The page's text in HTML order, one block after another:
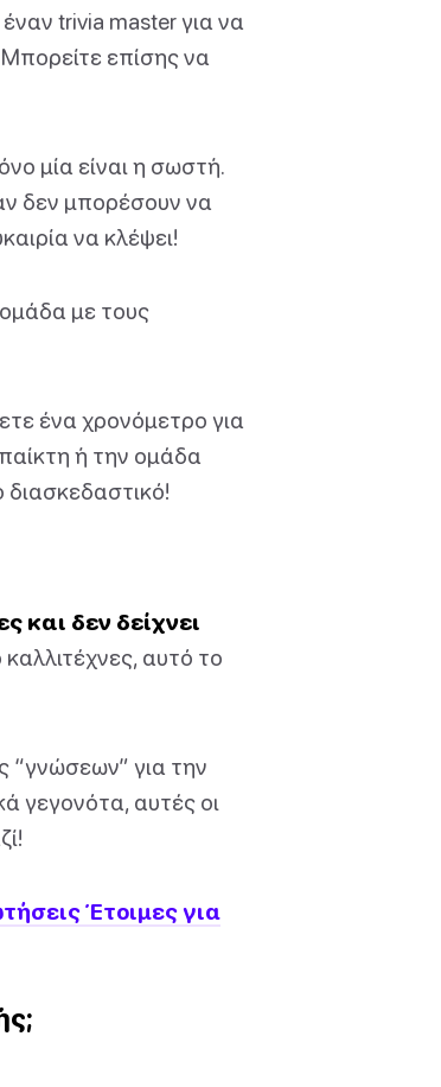
trivia master για να
επίσης να
μία είναι η σωστή.
δεν μπορέσουν να
να κλέψει!
με τους
ένα χρονόμετρο για
ή την ομάδα
και δεν δείχνει
αυτό το
“γνώσεων” για την
γεγονότα, αυτές οι
Έτοιμες για